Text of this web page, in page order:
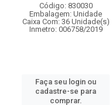
Código: 830030
Embalagem: Unidade
Caixa Com: 36 Unidade(s)
Inmetro: 006758/2019
Faça seu login ou
cadastre-se para
comprar.